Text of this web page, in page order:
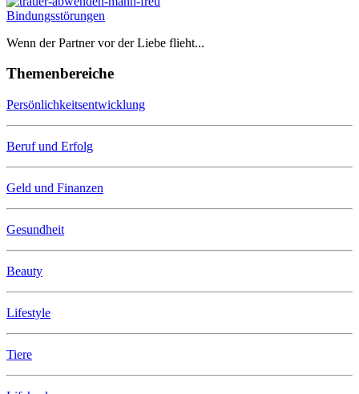
Bindungsstörungen
Wenn der Partner vor der Liebe flieht...
Themenbereiche
Persönlichkeitsentwicklung
Beruf und Erfolg
Geld und Finanzen
Gesundheit
Beauty
Lifestyle
Tiere